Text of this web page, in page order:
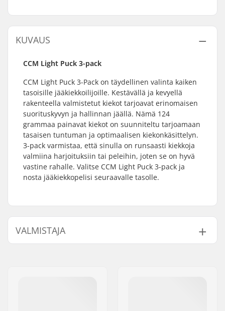
KUVAUS
CCM Light Puck 3-pack
CCM Light Puck 3-Pack on täydellinen valinta kaiken
tasoisille jääkiekkoilijoille. Kestävällä ja kevyellä
rakenteella valmistetut kiekot tarjoavat erinomaisen
suorituskyvyn ja hallinnan jäällä. Nämä 124
grammaa painavat kiekot on suunniteltu tarjoamaan
tasaisen tuntuman ja optimaalisen kiekonkäsittelyn.
3-pack varmistaa, että sinulla on runsaasti kiekkoja
valmiina harjoituksiin tai peleihin, joten se on hyvä
vastine rahalle. Valitse CCM Light Puck 3-pack ja
nosta jääkiekkopelisi seuraavalle tasolle.
VALMISTAJA